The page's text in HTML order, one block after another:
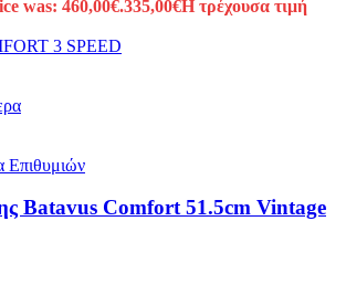
was: 460,00€.335,00€Η τρέχουσα τιμή
Επιθυμιών
Batavus Comfort 51.5cm Vintage